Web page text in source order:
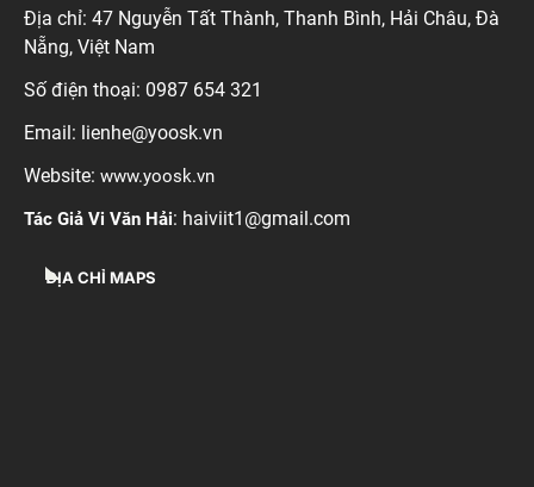
Địa chỉ: 47 Nguyễn Tất Thành, Thanh Bình, Hải Châu, Đà
Nẵng, Việt Nam
Số điện thoại: 0987 654 321
Email: lienhe@yoosk.vn
Website: www.yoosk.vn
Tác Giả Vi Văn Hải: haiviit1@gmail.com
ĐỊA CHỈ MAPS